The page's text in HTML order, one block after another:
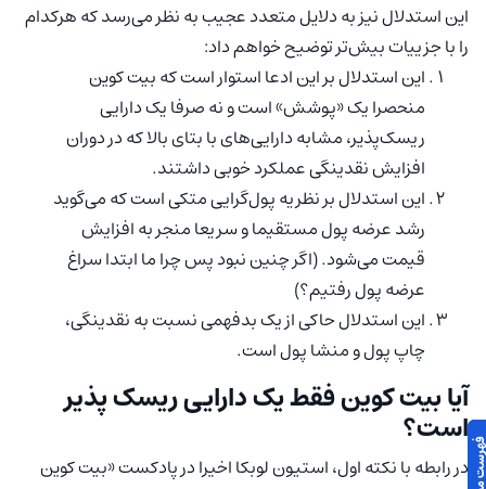
این استدلال نیز به دلایل متعدد عجیب به نظر می‌رسد که هرکدام
را با جزییات بیش‌تر توضیح خواهم داد:
این استدلال بر این ادعا استوار است که بیت کوین
منحصرا یک «پوشش» است و نه صرفا یک دارایی
ریسک‌پذیر، مشابه دارایی‌های با بتای بالا که در دوران
افزایش نقدینگی عملکرد خوبی داشتند.
این استدلال بر نظریه پول‌گرایی متکی است که می‌گوید
رشد عرضه پول مستقیما و سریعا منجر به افزایش
قیمت می‌شود. (اگر چنین نبود پس چرا ما ابتدا سراغ
عرضه پول رفتیم؟)
این استدلال حاکی از یک بدفهمی نسبت به نقدینگی،
چاپ پول و منشا پول است.
آیا بیت کوین فقط یک دارایی ریسک پذیر
است؟
در رابطه با نکته اول، استیون لوبکا اخیرا در پادکست «بیت کوین